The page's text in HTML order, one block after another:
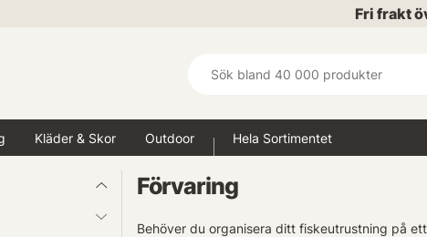
Fri frakt
Kläder & Skor Outdoor Hela Sortimentet
Förvaring
Behöver du organisera ditt fiskeutrustning på